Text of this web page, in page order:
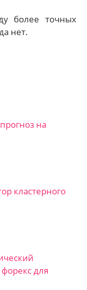
более точных
нет.
на
кластерного
для